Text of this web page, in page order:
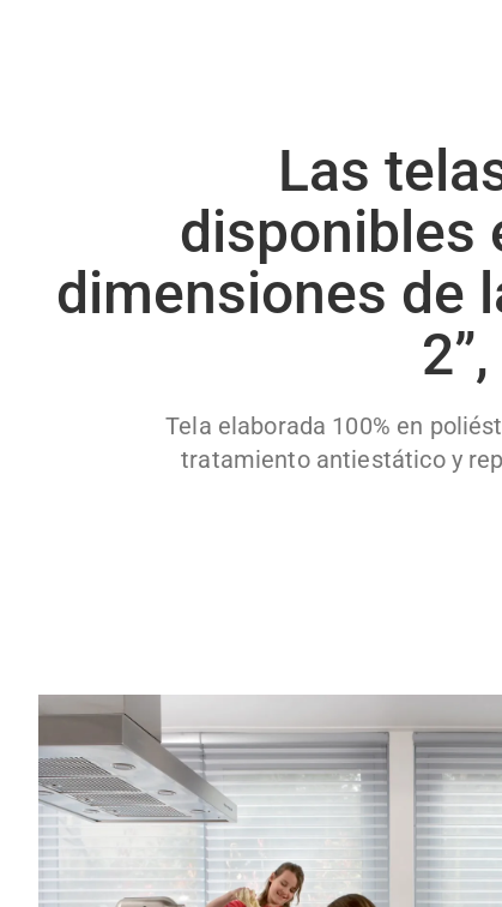
Las
disponibles
dimensiones de
Tela elaborada 100% en
tratamiento antiestático y